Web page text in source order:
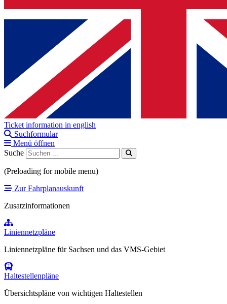
Ticket information in english
Suchformular
Menü öffnen
Suche
(Preloading for mobile menu)
Zur Fahrplanauskunft
Zusatzinformationen
Liniennetzpläne
Liniennetzpläne für Sachsen und das VMS-Gebiet
Haltestellenpläne
Übersichtspläne von wichtigen Haltestellen